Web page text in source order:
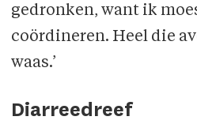
gedronken, want ik
coördineren. Heel die
waas.’
Diarreedreef